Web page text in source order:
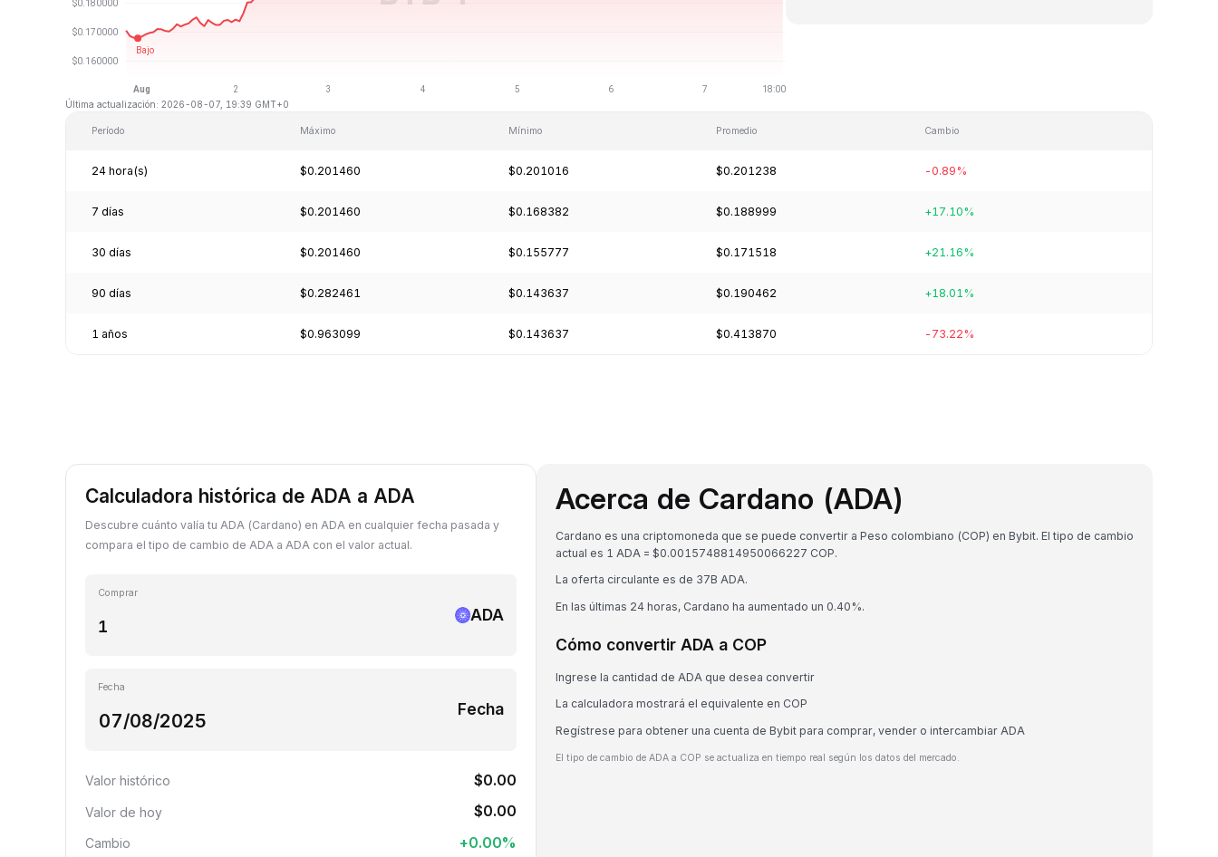
Última actualización: 2026-08-07, 19:39 GMT+0
Período Máximo Mínimo Promedio Cambio
24 hora(s) $0.201460 $0.201016 $0.201238 -0.89%
7 días $0.201460 $0.168382 $0.188999 +17.10%
30 días $0.201460 $0.155777 $0.171518 +21.16%
90 días $0.282461 $0.143637 $0.190462 +18.01%
1 años $0.963099 $0.143637 $0.413870 -73.22%
Calculadora histórica de ADA a ADA
Descubre cuánto valía tu ADA (Cardano) en ADA en cualquier fecha pasada y
compara el tipo de cambio de ADA a ADA con el valor actual.
Comprar
ADA
Fecha
Fecha
Valor histórico $0.00
Valor de hoy $0.00
Cambio +0.00%
Acerca de Cardano (ADA)
Cardano es una criptomoneda que se puede convertir a Peso colombiano (COP) en Bybit. El tipo de cambio
actual es 1 ADA = $0.0015748814950066227 COP.
La oferta circulante es de 37B ADA.
En las últimas 24 horas, Cardano ha aumentado un 0.40%.
Cómo convertir ADA a COP
Ingrese la cantidad de ADA que desea convertir
La calculadora mostrará el equivalente en COP
Regístrese para obtener una cuenta de Bybit para comprar, vender o intercambiar ADA
El tipo de cambio de ADA a COP se actualiza en tiempo real según los datos del mercado.